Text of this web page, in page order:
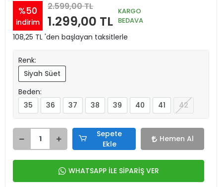
%50
indirim
2.599,00 TL
1.299,00 TL
KARGO
BEDAVA
108,25 TL 'den başlayan taksitlerle
Renk:
Siyah Süet
Beden:
35
36 37 38 39 40 41 42
Sepete
Ekle
Hemen Al
WHATSAPP İLE SİPARİŞ VER